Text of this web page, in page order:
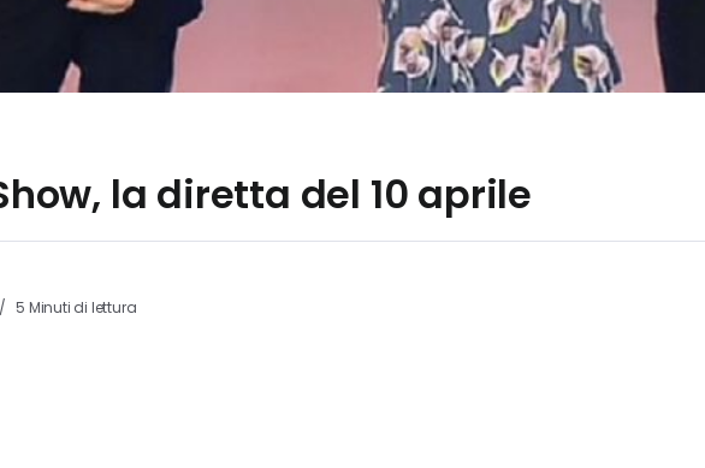
la diretta del 10 aprile
5 Minuti di lettura